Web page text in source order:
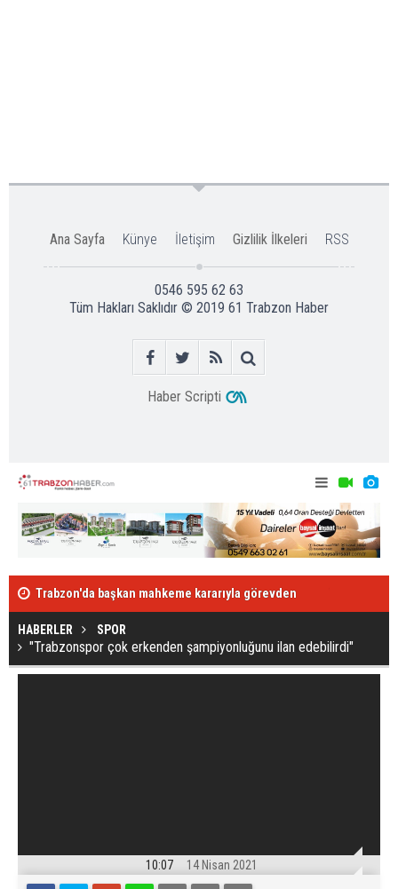
Ana Sayfa Künye İletişim Gizlilik İlkeleri RSS
0546 595 62 63
Tüm Hakları Saklıdır © 2019 61 Trabzon Haber
Haber Scripti
Trabzon'da başkan mahkeme kararıyla görevden
alındı
HABERLER SPOR
"Trabzonspor çok erkenden şampiyonluğunu ilan edebilirdi"
10:07 14 Nisan 2021